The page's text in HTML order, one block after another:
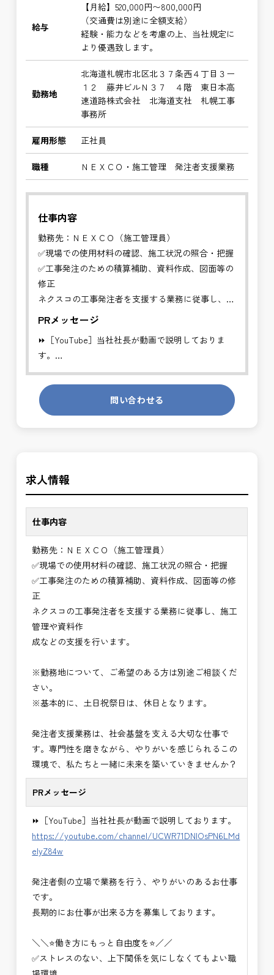
給与
【月給】520,000円〜800,000円
（交通費は別途に全額支給）
経験・能力などを考慮の上、当社規定に
より優遇致します。
勤務地
北海道札幌市北区北３７条西４丁目３ー
１２ 藤井ビルＮ３７ ４階 東日本高
速道路株式会社 北海道支社 札幌工事
事務所
雇用形態 正社員
職種 ＮＥＸＣＯ・施工管理 発注者支援業務
仕事内容
勤務先：ＮＥＸＣＯ（施工管理員）
✅現場での使用材料の確認、施工状況の照合・把握
✅工事発注のための積算補助、資料作成、図面等の
修正
ネクスコの工事発注者を支援する業務に従事し、施
工管理や資料作
※勤務地について、ご希望のある方は別途ご相談く
ださい。
※基本的に、土日祝祭日は、休日となります。
PRメッセージ
⏩［YouTube］当社社長が動画で説明しておりま
す。
https://youtube.com/channel/
発注者側の立場で業務を行う、やりがいのあるお仕
事です。
長期的にお仕事が出来る方を募集しております。
✅ストレスのない、上下関係を気にしなくてもよい
職場環境
✅「仕事のやりがい」と「賃金」のバランスを大切
に致します。
⭐＝＝お祝い金100,000円＝＝⭐
※お祝い金の支給条件は、入社より3ヶ月経過され
た方が対象となります。
その他支給条件の詳細については、問い合わせくだ
さい。
■勤務地について、ご希望のある方は別途ご相談く
国土交通省、地方自治体
（東北地方、関東地方、中部地方、近畿地方など）
■発注者支援業務＜希望する業務をお選びくださ
・＜急募＞工事監督支援業務
・＜急募＞資料作成業務
・NEXCO（ネクスコ）施工管理
・NEXCO（ネクスコ）保全調査
・電気工事監督支援業務
・積算技術業務
・設計コンサルティング業務（数量算出、図面の
修正など）
・河川巡視支援業務
・道路許認可審査・適正化指導業務
・調査設計資料作成業務
・建設プロジェクト・マネジメント業務
※応募書類等の送付方法につきましては、基本的に
Ｅメールで送付
問い合わせる
求人情報
仕事内容
勤務先：ＮＥＸＣＯ（施工管理員）
✅現場での使用材料の確認、施工状況の照合・把握
✅工事発注のための積算補助、資料作成、図面等の修
正
ネクスコの工事発注者を支援する業務に従事し、施工
管理や資料作
成などの支援を行います。
※勤務地について、ご希望のある方は別途ご相談くだ
さい。
※基本的に、土日祝祭日は、休日となります。
発注者支援業務は、社会基盤を支える大切な仕事で
す。専門性を磨きながら、やりがいを感じられるこの
環境で、私たちと一緒に未来を築いていきませんか？
PRメッセージ
⏩［YouTube］当社社長が動画で説明しております。
https://youtube.com/channel/UCWR71DNlOsPN6LMd
eIyZ84w
発注者側の立場で業務を行う、やりがいのあるお仕事
です。
長期的にお仕事が出来る方を募集しております。
＼＼⭐働き方にもっと自由度を⭐／／
✅ストレスのない、上下関係を気にしなくてもよい職